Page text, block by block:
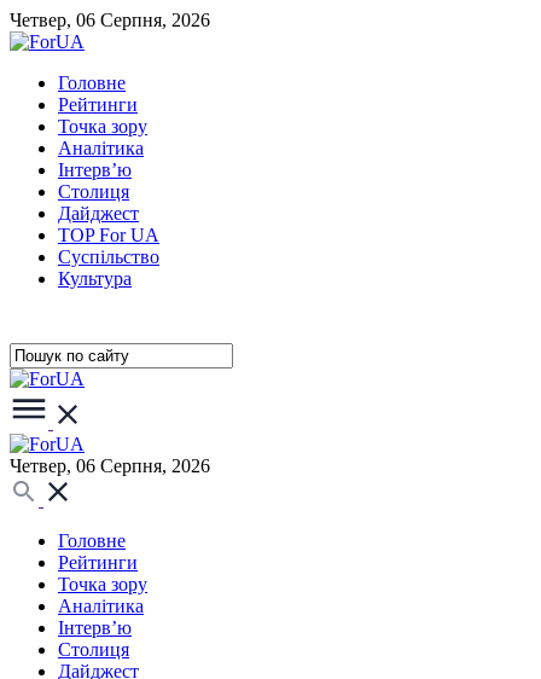
Четвер, 06 Серпня, 2026
Головне
Рейтинги
Точка зору
Аналітика
Інтерв’ю
Столиця
Дайджест
TOP For UA
Суспiльство
Культура
Четвер, 06 Серпня, 2026
Головне
Рейтинги
Точка зору
Аналітика
Інтерв’ю
Столиця
Дайджест